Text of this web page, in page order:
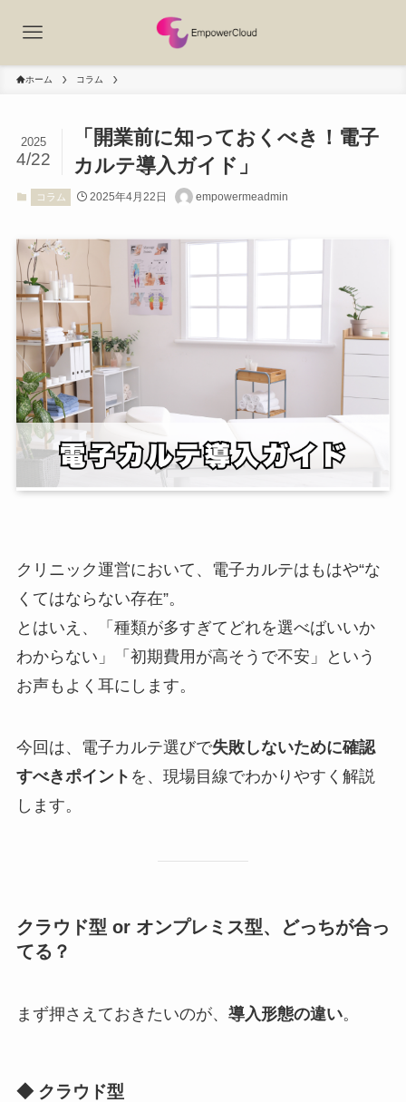
ホーム コラム
「開業前に知っておくべき！電子
カルテ導入ガイド」
2025
4/22
コラム 2025年4月22日 empowermeadmin
クリニック運営において、電子カルテはもはや“な
くてはならない存在”。
とはいえ、「種類が多すぎてどれを選べばいいか
わからない」「初期費用が高そうで不安」という
お声もよく耳にします。
今回は、電子カルテ選びで失敗しないために確認
すべきポイント を、現場目線でわかりやすく解説
します。
クラウド型 or オンプレミス型、どっちが合っ
てる？
まず押さえておきたいのが、 導入形態の違い。
◆ クラウド型